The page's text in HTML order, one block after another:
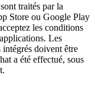
traités par la
Store ou Google Play
les conditions
Les
intégrés doivent être
a été effectué, sous